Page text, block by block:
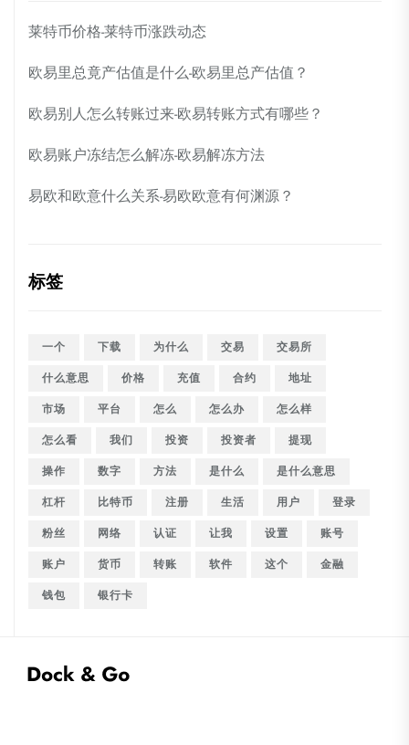
莱特币价格-莱特币涨跌动态
欧易里总竟产估值是什么-欧易里总产估值？
欧易别人怎么转账过来-欧易转账方式有哪些？
欧易账户冻结怎么解冻-欧易解冻方法
易欧和欧意什么关系-易欧欧意有何渊源？
标签
一个 下载 为什么 交易
交易所
什么意思
价格 充值 合约
地址
市场
平台 怎么 怎么办
怎么样
怎么看
我们 投资 投资者
提现
操作
数字 方法 是什么
是什么意思
杠杆
比特币 注册 生活 用户
登录
粉丝
网络 认证 让我 设置
账号
账户
货币 转账 软件 这个
金融
钱包
银行卡